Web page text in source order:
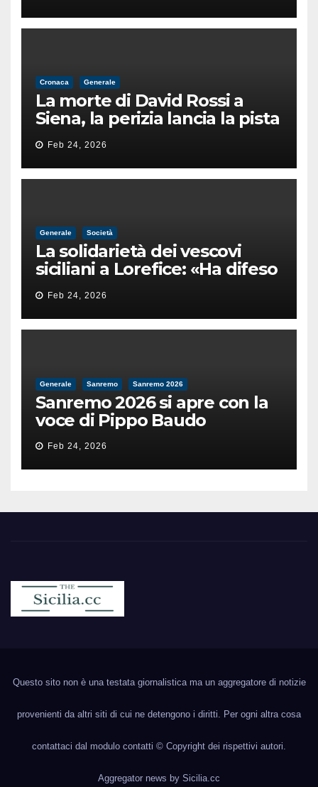
Cronaca Generale
La morte di David Rossi a
Siena, la perizia lancia la pista
di un’intimidazione finita
male
Feb 24, 2026
Generale Società
La solidarietà dei vescovi
siciliani a Lorefice: «Ha difeso
il valore e la dignità
dell’umanità»
Feb 24, 2026
Generale Sanremo Sanremo 2026
Sanremo 2026 si apre con la
voce di Pippo Baudo
Feb 24, 2026
Questo sito non è una testata giornalistica ma un aggregatore di notizie
provenienti da altri siti di cui ne detengono i diritti. Per ogni altra cosa
contattaci dal modulo contatti © Copyright dei rispettivi autori.
Aggregator news by Sicilia.cc